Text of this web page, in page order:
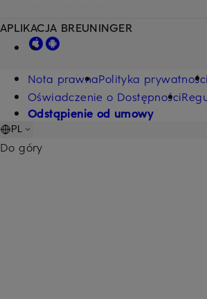
APLIKACJA BREUNINGER
Nota prawnaPolityka prywatności
Oświadczenie o Dostępności
Odstąpienie od umowy
PL
Do góry